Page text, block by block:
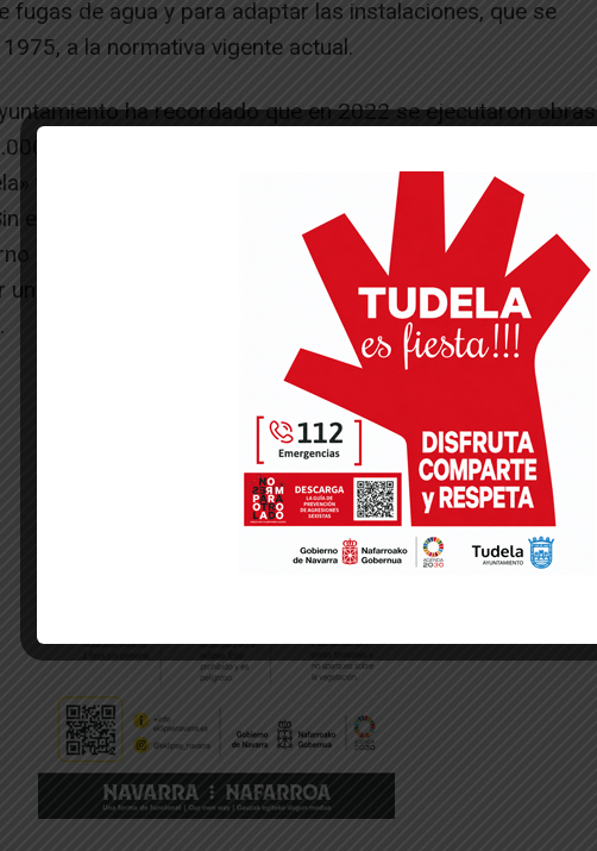
fugas de agua y para adaptar las instalaciones, que se
a la normativa vigente actual.
ha recordado que en 2022 se ejecutaron obras
euros para paliar los problemas de las piscinas del
tanto en los vasos como en los sótanos y la maquinaria
embargo, un último informe técnico encargado por el
para realizar el seguimiento del estado de las piscinas,
una obra integral que se concretará en el proyecto técnico